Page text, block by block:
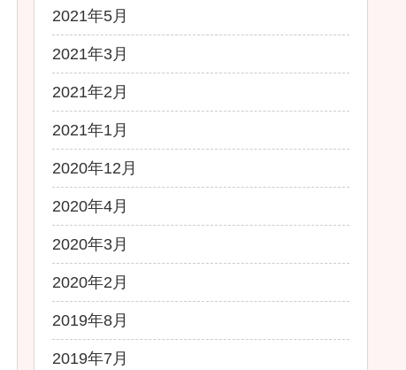
2021年5月
2021年3月
2021年2月
2021年1月
2020年12月
2020年4月
2020年3月
2020年2月
2019年8月
2019年7月